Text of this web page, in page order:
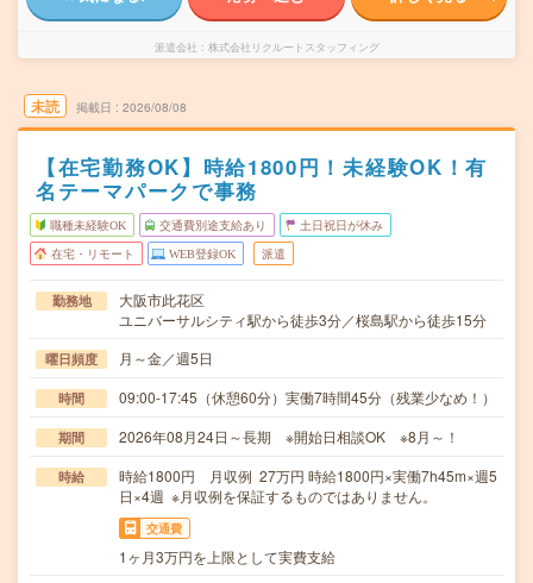
派遣会社 株式会社リクルートスタッフィング
未読 掲載日 2026/08/08
【在宅勤務OK】時給1800円！未経験OK！有
名テーマパークで事務
職種未経験OK 交通費別途支給あり 土日祝日が休み
在宅・リモート WEB登録OK 派遣
勤務地
大阪市此花区
ユニバーサルシティ駅から徒歩3分／桜島駅から徒歩15分
曜日頻度 月～金／週5日
時間 09:00-17:45（休憩60分）実働7時間45分（残業少なめ！）
期間 2026年08月24日～長期 ※開始日相談OK ※8月～！
時給
時給1800円 月収例 27万円 時給1800円×実働7h45m×週5
日×4週 ※月収例を保証するものではありません。
交通費
1ヶ月3万円を上限として実費支給